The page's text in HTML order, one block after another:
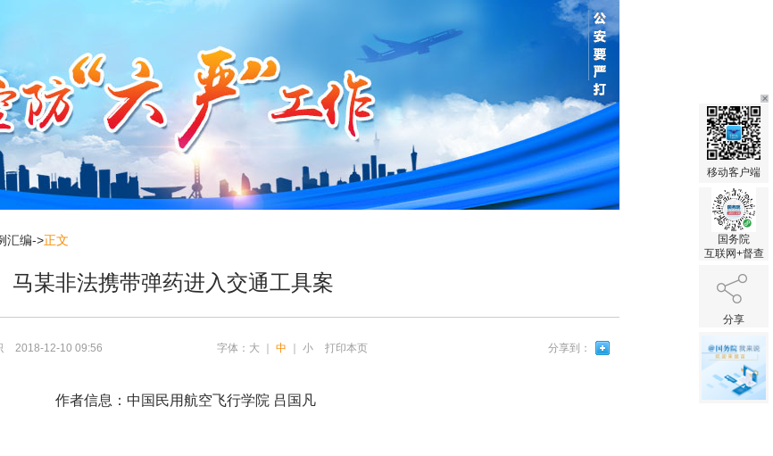
汇编->正文
马某非法携带弹药进入交通工具案
2018-12-10 09:56 字体： 大 中 小 打印本页 分享到：
作者信息：中国民用航空飞行学院 吕国凡
移动客户端
国务院
互联网+督查
分享